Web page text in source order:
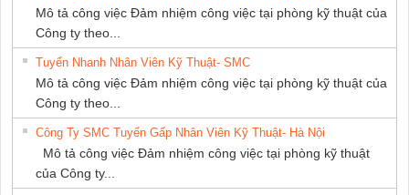
Mô tả công việc Đảm nhiệm công việc tại phòng kỹ thuật của
Công ty theo...
Tuyển Nhanh Nhân Viên Kỹ Thuật- SMC
Mô tả công việc Đảm nhiệm công việc tại phòng kỹ thuật của
Công ty theo...
Công Ty SMC Tuyển Gấp Nhân Viên Kỹ Thuật- Hà Nội
Mô tả công việc Đảm nhiệm công việc tại phòng kỹ thuật
của Công ty...